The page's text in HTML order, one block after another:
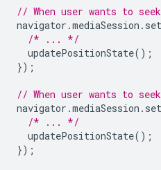
// When user wants to
navigator .mediaSession .
/* ... */
updatePositionState();
});
// When user wants to
navigator .mediaSession .
/* ... */
updatePositionState();
});